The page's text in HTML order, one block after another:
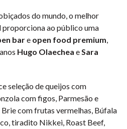
do mundo, o melhor
ao público uma
bare open food premium,
Hugo Olaechea eSara
seleção de queijos com
com figos, Parmesão e
com frutas vermelhas, Búfala
tiradito Nikkei, Roast Beef,